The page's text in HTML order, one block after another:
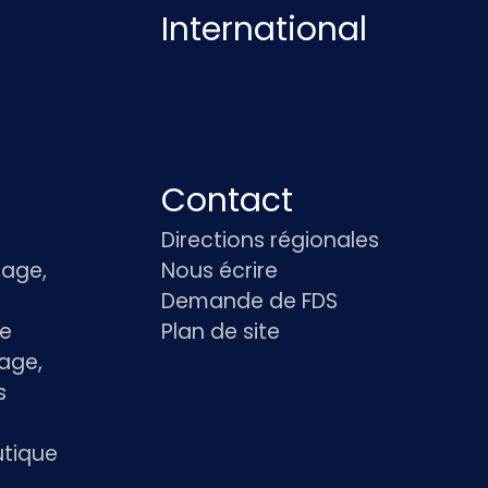
International
Contact
Directions régionales
Nous écrire
Demande de FDS
Plan de site